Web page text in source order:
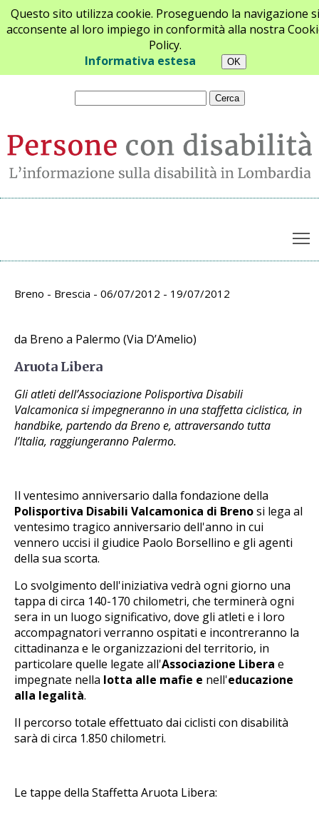
Questo sito utilizza cookie. Proseguendo la navigazione si
acconsente al loro impiego in conformità alla nostra
Policy.
Informativa estesa
Chi siamo Newsletter Contatti
Archivio appuntamenti
Breno - Brescia - 06/07/2012 - 19/07/2012
da Breno a Palermo (Via D’Amelio)
Aruota Libera
Gli atleti dell’Associazione Polisportiva Disabili
Valcamonica si impegneranno in una staffetta ciclistica, in
handbike, partendo da Breno e, attraversando tutta
l’Italia, raggiungeranno Palermo.
Il ventesimo anniversario dalla fondazione della
Polisportiva Disabili Valcamonica di Brenosi lega al
ventesimo tragico anniversario dell'anno in cui
vennero uccisi il giudice Paolo Borsellino e gli agenti
della sua scorta.
Lo svolgimento dell'iniziativa vedrà ogni giorno una
tappa di circa 140-170 chilometri, che terminerà ogni
sera in un luogo significativo, dove gli atleti e i loro
accompagnatori verranno ospitati e incontreranno la
cittadinanza e le organizzazioni del territorio, in
particolare quelle legate all'Associazione Libera e
impegnate nella lotta alle mafie e nell'educazione
alla legalità.
Il percorso totale effettuato dai ciclisti con disabilità
sarà di circa 1.850 chilometri.
Le tappe della Staffetta Aruota Libera: